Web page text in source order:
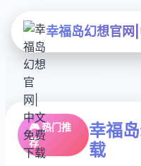
幸福岛幻想官网
🎮 热门推
荐
幸福
载